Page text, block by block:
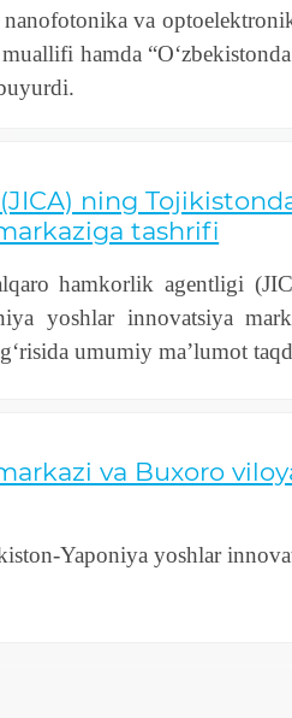
va
hamda
ning
tashrifi
hamkorlik agentligi
yoshlar innovatsiya
umumiy ma’lumot
va Buxoro
Yaponiya yoshlar